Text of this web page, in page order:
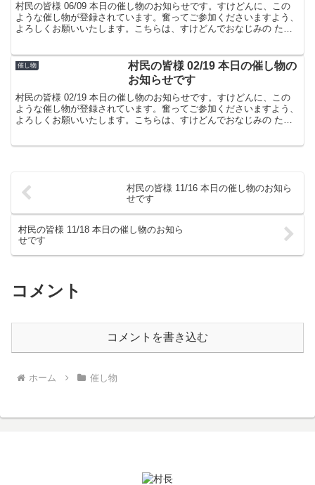
村民の皆様 06/09 本日の催し物のお知らせです。すけどんに、この
ような催し物が登録されています。奮ってご参加くださいますよう、
よろしくお願いいたします。こちらは、すけどんでおなじみの たま
催し物
村民の皆様 02/19 本日の催し物の
お知らせです
村民の皆様 02/19 本日の催し物のお知らせです。すけどんに、この
ような催し物が登録されています。奮ってご参加くださいますよう、
よろしくお願いいたします。こちらは、すけどんでおなじみの たま
村民の皆様 11/16 本日の催し物のお知ら
せです
村民の皆様 11/18 本日の催し物のお知ら
せです
コメント
コメントを書き込む
ホーム 催し物